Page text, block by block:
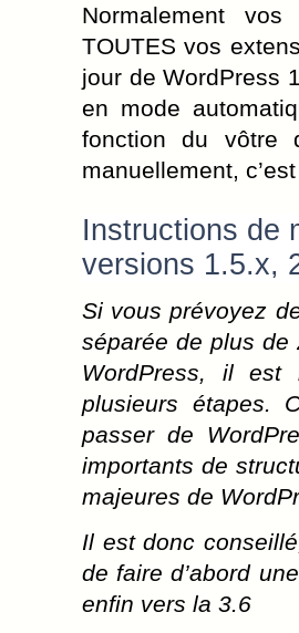
Normalement
TOUTES vos
jour de WordPress
en mode
fonction du vôtre
manuellement,
Instructions de
versions 1.5.x,
Si vous prévoyez
séparée de plus de
WordPress, il est
plusieurs étapes.
passer de
importants de
majeures de
Il est donc
de faire d’abord
enfin vers la 3.6